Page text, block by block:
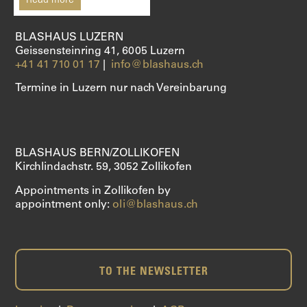
SHOP
BLASHAUS LUZERN
Geissensteinring 41, 6005 Luzern
+41 41 710 01 17
info@blashaus.ch
Termine in Luzern nur nach Vereinbarung
BLASHAUS BERN/ZOLLIKOFEN
Kirchlindachstr. 59, 3052 Zollikofen
Appointments in Zollikofen by
appointment only: oli@blashaus.ch
TO THE NEWSLETTER